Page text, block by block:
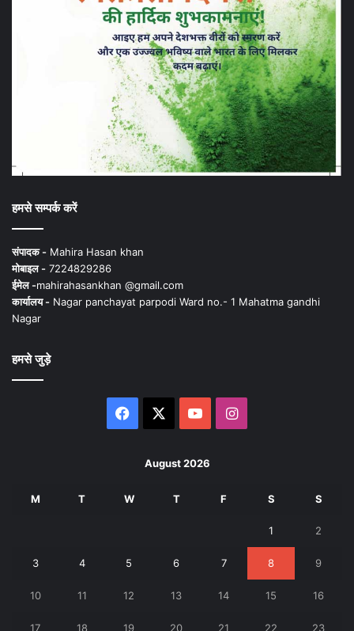
हमसे सम्पर्क करें
संपादक - Mahira Hasan khan
मोबाइल - 7224829286
ईमेल -mahirahasankhan @gmail.com
कार्यालय - Nagar panchayat parpodi Ward no.- 1 Mahatma gandhi
Nagar
हमसे जुड़े
Facebook YouTubeInstagram
August 2026
M T W T F S S
1 2
3 4 5 6 7 8 9
10 11 12 13 14 15 16
17 18 19 20 21 22 23